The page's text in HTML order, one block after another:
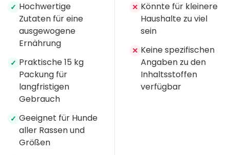
✓ Hochwertige
Zutaten für eine
ausgewogene
Ernährung
✓ Praktische 15 kg
Packung für
langfristigen
Gebrauch
✓ Geeignet für Hunde
aller Rassen und
Größen
✕ Könnte für kleinere
Haushalte zu viel
sein
✕ Keine spezifischen
Angaben zu den
Inhaltsstoffen
verfügbar